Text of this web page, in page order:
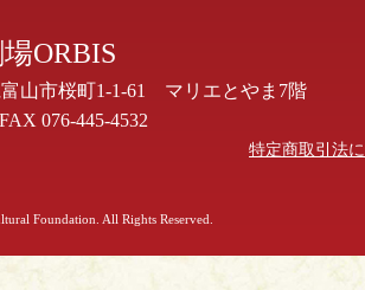
奏したであろう音楽について探究。
1998年「ジョングルール・ボン・ミュ
ジシャン」を結成、代表。民衆の楽器
である中世フィドル、バグパイプ、ハ
ーディガーディ等の古楽器を用いて、
ウス、ストリート等での演奏活動を展
開。古楽関連の音楽祭に多数出演。
ORBIS
山市桜町1-1-61 マリエとやま7階
076-445-4532
特定商取引法に
Foundation. All Rights Reserved.